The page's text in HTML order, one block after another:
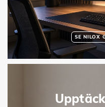
SE NILOX